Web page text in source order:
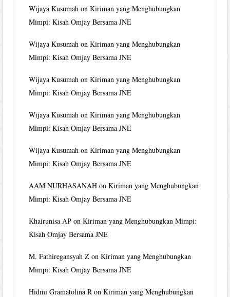
Wijaya Kusumah onKiriman yang Menghubungkan
Mimpi: Kisah Omjay Bersama JNE
Wijaya Kusumah onKiriman yang Menghubungkan
Mimpi: Kisah Omjay Bersama JNE
Wijaya Kusumah onKiriman yang Menghubungkan
Mimpi: Kisah Omjay Bersama JNE
Wijaya Kusumah onKiriman yang Menghubungkan
Mimpi: Kisah Omjay Bersama JNE
Wijaya Kusumah onKiriman yang Menghubungkan
Mimpi: Kisah Omjay Bersama JNE
AAM NURHASANAH onKiriman yang Menghubungkan
Mimpi: Kisah Omjay Bersama JNE
Khairunisa AP onKiriman yang Menghubungkan Mimpi:
Kisah Omjay Bersama JNE
M. Fathiregansyah Z onKiriman yang Menghubungkan
Mimpi: Kisah Omjay Bersama JNE
Hidmi Gramatolina R onKiriman yang Menghubungkan